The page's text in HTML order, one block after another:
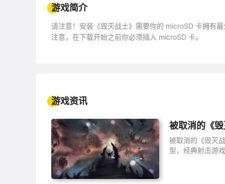
游戏简介
请注意！安装《毁灭战士》需要你的 microSD 卡拥有
注意，在下载开始之前你必须插入 microSD 卡。
游戏资讯
被取消的《
被取消的《毁灭
型，经典射击游